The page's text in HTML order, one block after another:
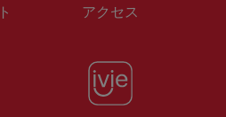
アクセス